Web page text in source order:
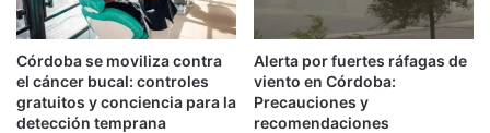
Córdoba se moviliza contra
el cáncer bucal: controles
gratuitos y conciencia para la
detección temprana
Alerta por fuertes ráfagas de
viento en Córdoba:
Precauciones y
recomendaciones